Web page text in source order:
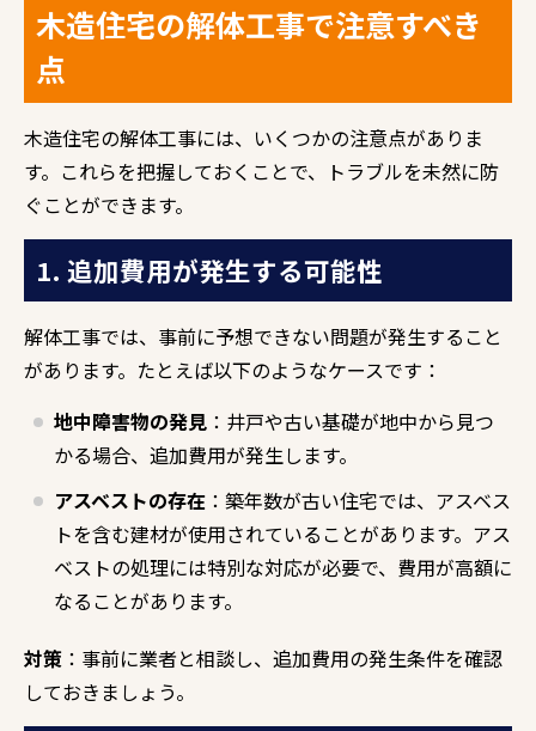
木造住宅の解体工事で注意すべき
点
木造住宅の解体工事には、いくつかの注意点がありま
す。これらを把握しておくことで、トラブルを未然に防
ぐことができます。
1. 追加費用が発生する可能性
解体工事では、事前に予想できない問題が発生すること
があります。たとえば以下のようなケースです：
地中障害物の発見 ：井戸や古い基礎が地中から見つ
かる場合、追加費用が発生します。
アスベストの存在 ：築年数が古い住宅では、アスベス
トを含む建材が使用されていることがあります。アス
ベストの処理には特別な対応が必要で、費用が高額に
なることがあります。
対策 ：事前に業者と相談し、追加費用の発生条件を確認
しておきましょう。